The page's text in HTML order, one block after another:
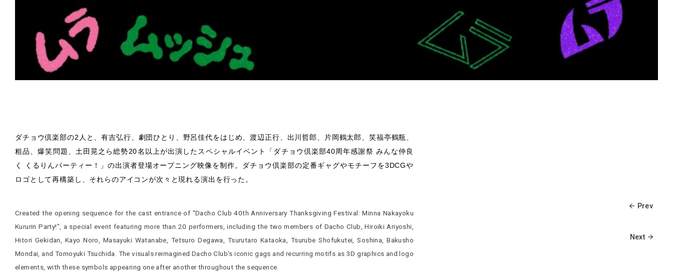
ダチョウ倶楽部の2人と、有吉弘行、劇団ひとり、野呂佳代をはじめ、渡辺正行、出川哲郎、片岡鶴太郎、笑福亭鶴瓶、
粗品、爆笑問題、土田晃之ら総勢20名以上が出演したスペシャルイベント「ダチョウ倶楽部40周年感謝祭 みんな仲良
く くるりんパーティー！」の出演者登場オープニング映像を制作。ダチョウ倶楽部の定番ギャグやモチーフを3DCGや
ロゴとして再構築し、それらのアイコンが次々と現れる演出を行った。
Created the opening sequence for the cast entrance of "Dacho Club 40th Anniversary Thanksgiving Festival: Minna Nakayoku
Kururin Party!", a special event featuring more than 20 performers, including the two members of Dacho Club, Hiroiki Ariyoshi,
Hitori Gekidan, Kayo Noro, Masayuki Watanabe, Tetsuro Degawa, Tsurutaro Kataoka, Tsurube Shofukutei, Soshina, Bakusho
Mondai, and Tomoyuki Tsuchida. The visuals reimagined Dacho Club’s iconic gags and recurring motifs as 3D graphics and logo
elements, with these symbols appearing one after another throughout the sequence.
Prev
Next